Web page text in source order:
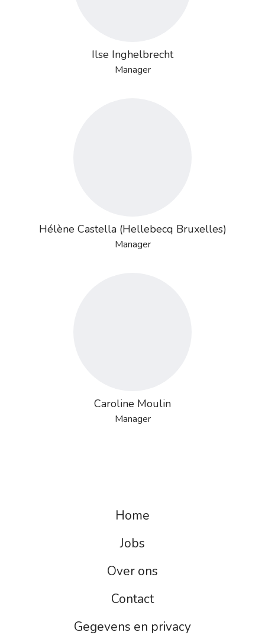
Ilse Inghelbrecht
Manager
Hélène Castella (Hellebecq Bruxelles)
Manager
Caroline Moulin
Manager
Home
Jobs
Over ons
Contact
Gegevens en privacy